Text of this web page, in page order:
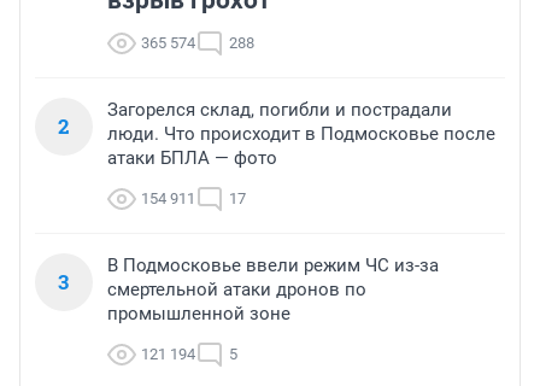
365 574 288
2
Загорелся склад, погибли и пострадали
люди. Что происходит в Подмосковье после
атаки БПЛА — фото
154 911 17
3
В Подмосковье ввели режим ЧС из-за
смертельной атаки дронов по
промышленной зоне
121 194 5